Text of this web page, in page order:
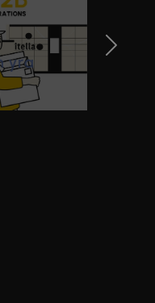
yra
Next